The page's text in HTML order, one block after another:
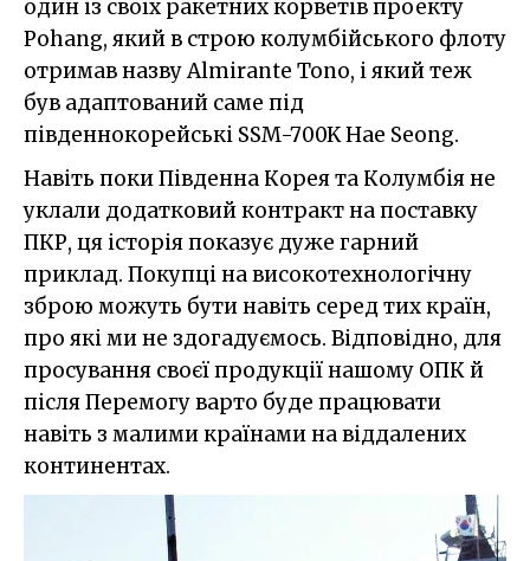
один із своїх ракетних корветів проекту
Pohang, який в строю колумбійського флоту
отримав назву Almirante Tono, і який теж
був адаптований саме під
південнокорейські SSM-700K Hae Seong.
Навіть поки Південна Корея та Колумбія не
уклали додатковий контракт на поставку
ПКР, ця історія показує дуже гарний
приклад. Покупці на високотехнологічну
зброю можуть бути навіть серед тих країн,
про які ми не здогадуємось. Відповідно, для
просування своєї продукції нашому ОПК й
після Перемогу варто буде працювати
навіть з малими країнами на віддалених
континентах.